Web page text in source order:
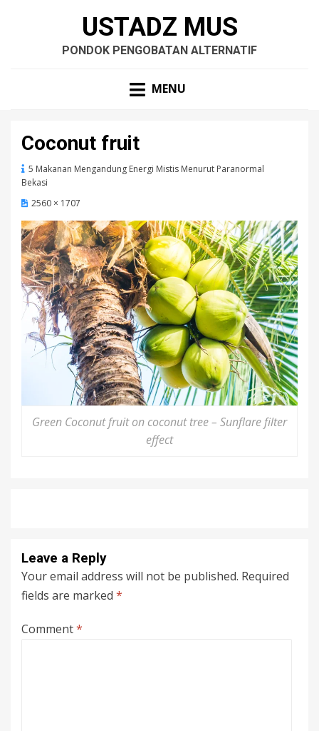
USTADZ MUS
PONDOK PENGOBATAN ALTERNATIF
MENU
Coconut fruit
5 Makanan Mengandung Energi Mistis Menurut Paranormal
Bekasi
2560 × 1707
Green Coconut fruit on coconut tree – Sunflare filter
effect
Leave a Reply
Your email address will not be published. Required
fields are marked *
Comment*